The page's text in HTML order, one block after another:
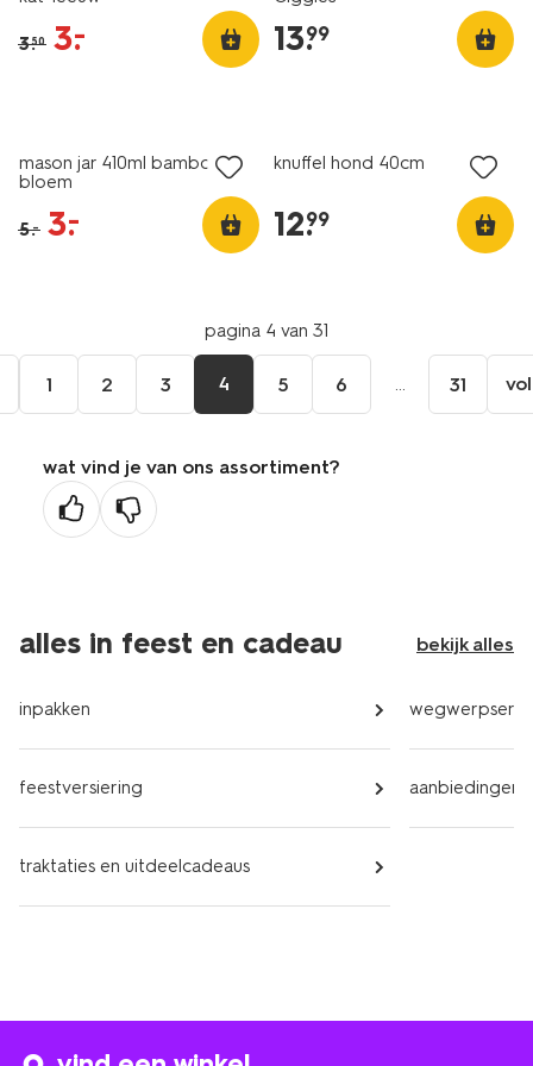
3.50 3.
– 13.
99
mason jar 410ml bamboe
bloem
5.– 3.
–
knuffel hond 40cm
12.
99
pagina 4 van 31
1 2 3 4 5 6 ... 31
wat vind je van ons assortiment?
alles in feest en cadeau bekijk alles
inpakken
feestversiering
traktaties en uitdeelcadeaus
aanbiedingen